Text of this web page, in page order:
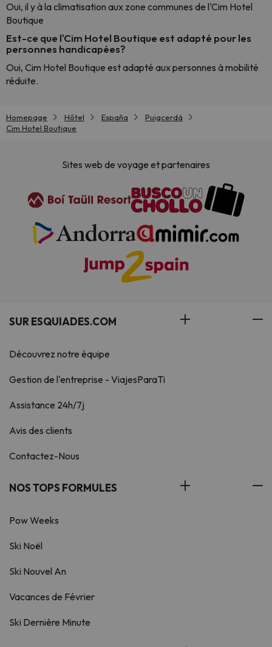
Oui, il y à la climatisation aux zone communes de l'Cim Hotel
Boutique
Est-ce que l'Cim Hotel Boutique est adapté pour les
personnes handicapées?
Oui, Cim Hotel Boutique est adapté aux personnes à mobilité
réduite.
Homepage Hôtel España
Puigcerdá
Cim Hotel Boutique
Sites web de voyage et partenaires
SUR ESQUIADES.COM
Découvrez notre équipe
Gestion de l'entreprise - ViajesParaTi
Assistance 24h/7j
Avis des clients
Contactez-Nous
NOS TOPS FORMULES
Pow Weeks
Ski Noël
Ski Nouvel An
Vacances de Février
Ski Dernière Minute